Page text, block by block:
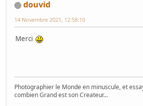
douvid
14 Novembre 2021, 12:58:10
Merci
Photographier le Monde en minuscule, et
combien Grand est son Createur...